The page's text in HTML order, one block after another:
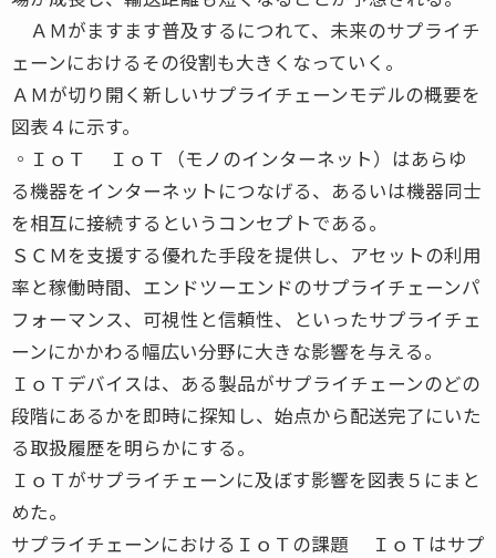
ＡＭがますます普及するにつれて、未来のサプライチ
ェーンにおけるその役割も大きくなっていく。
ＡＭが切り開く新しいサプライチェーンモデルの概要を
図表４に示す。
◦ＩｏＴ ＩｏＴ（モノのインターネット）はあらゆ
る機器をインターネットにつなげる、あるいは機器同士
を相互に接続するというコンセプトである。
ＳＣＭを支援する優れた手段を提供し、アセットの利用
率と稼働時間、エンドツーエンドのサプライチェーンパ
フォーマンス、可視性と信頼性、といったサプライチェ
ーンにかかわる幅広い分野に大きな影響を与える。
ＩｏＴデバイスは、ある製品がサプライチェーンのどの
段階にあるかを即時に探知し、始点から配送完了にいた
る取扱履歴を明らかにする。
ＩｏＴがサプライチェーンに及ぼす影響を図表５にまと
めた。
サプライチェーンにおけるＩｏＴの課題 ＩｏＴはサプ